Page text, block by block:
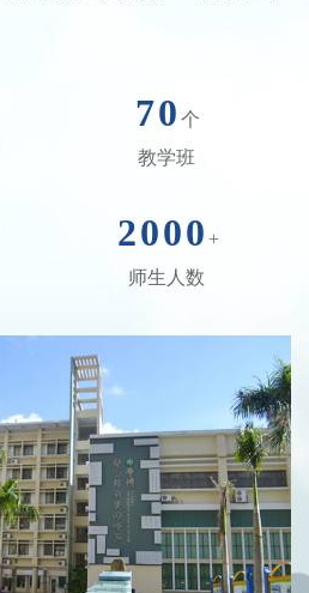
70 个
教学班
2000 +
师生人数